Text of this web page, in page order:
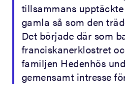
tillsammans
gamla så som den
Det började där som
franciskanerklostret
familjen Hedenhös
gemensamt intresse